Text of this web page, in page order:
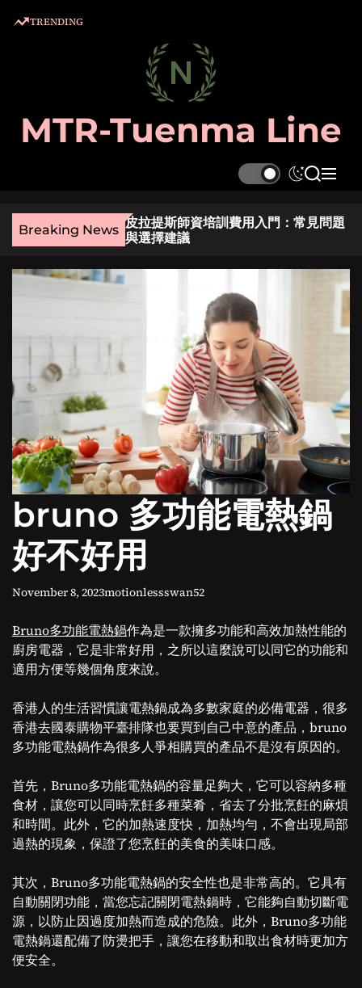
TRENDING
MTR-Tuenma Line
S
i
r
m
o
d
e
S
a
r
M
n
u
Breaking News
選？實用指南與貼
皮拉提斯師資培訓費用入門：常見問題
與選擇建議
bruno 多功能電熱鍋
好不好用
November 8, 2023motionlessswan52
Bruno多功能電熱鍋作為是一款擁多功能和高效加熱性能的
廚房電器，它是非常好用，之所以這麼說可以同它的功能和
適用方便等幾個角度來說。
香港人的生活習慣讓電熱鍋成為多數家庭的必備電器，很多
香港去國泰購物平臺排隊也要買到自己中意的產品，bruno
多功能電熱鍋作為很多人爭相購買的產品不是沒有原因的。
首先，Bruno多功能電熱鍋的容量足夠大，它可以容納多種
食材，讓您可以同時烹飪多種菜肴，省去了分批烹飪的麻煩
和時間。此外，它的加熱速度快，加熱均勻，不會出現局部
過熱的現象，保證了您烹飪的美食的美味口感。
其次，Bruno多功能電熱鍋的安全性也是非常高的。它具有
自動關閉功能，當您忘記關閉電熱鍋時，它能夠自動切斷電
源，以防止因過度加熱而造成的危險。此外，Bruno多功能
電熱鍋還配備了防燙把手，讓您在移動和取出食材時更加方
便安全。